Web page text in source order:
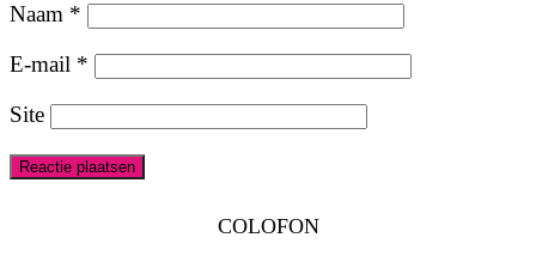
Naam *
E-mail *
Site
COLOFON